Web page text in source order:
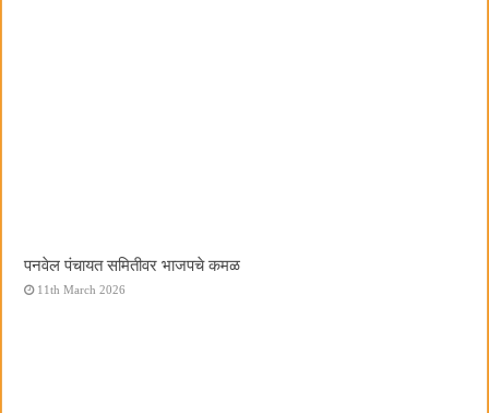
पनवेल पंचायत समितीवर भाजपचे कमळ
11th March 2026